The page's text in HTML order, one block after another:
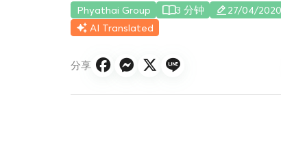
医院分院
Phyathai Group 3 分钟
27/04/2020
AI Translated
分享